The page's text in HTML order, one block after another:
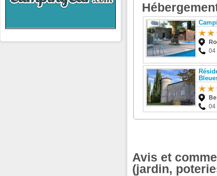
04
04
Avis et
(jardin,